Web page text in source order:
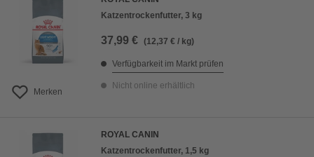
Merken
Katzentrockenfutter, 3 kg
37,99 € (12,37 € / kg)
Verfügbarkeit im Markt prüfen
Nicht online erhältlich
ROYAL CANIN
Katzentrockenfutter, 1,5 kg